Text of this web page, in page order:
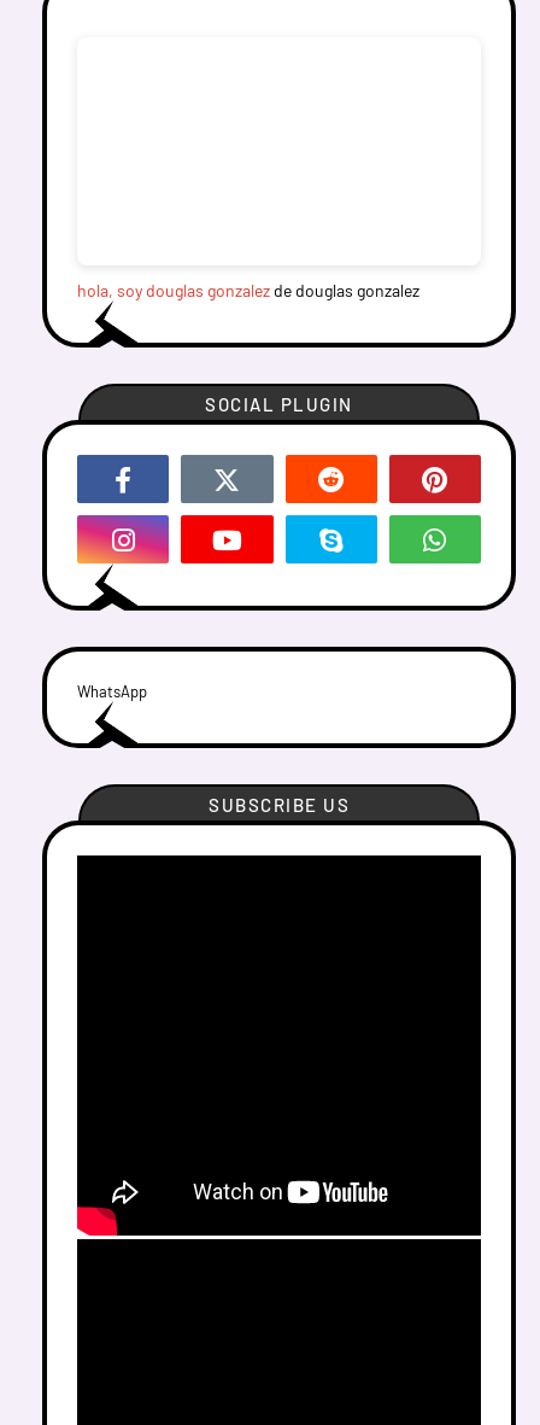
hola, soy douglas gonzalez de douglas gonzalez
SOCIAL PLUGIN
WhatsApp
SUBSCRIBE US